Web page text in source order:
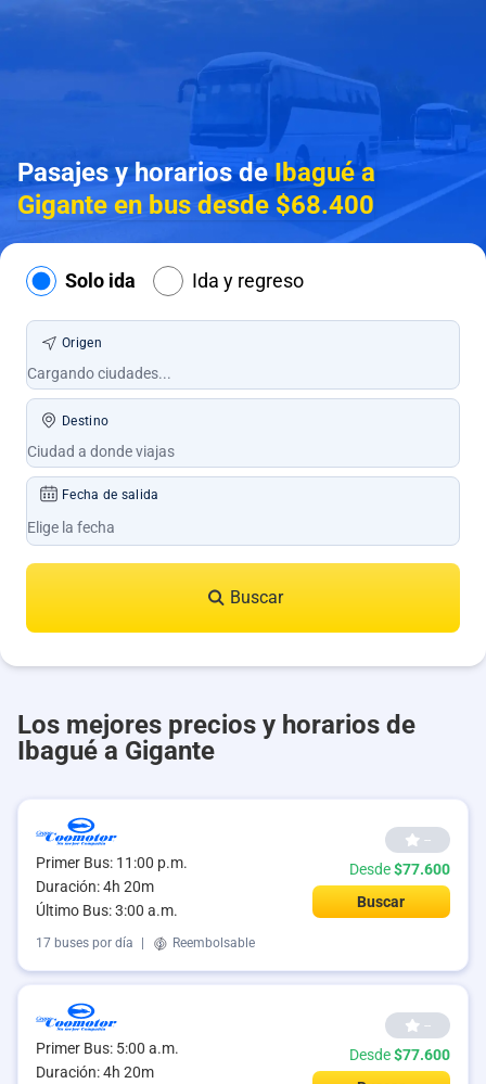
Pasajes y horarios deIbagué a
Gigante en bus desde $68.400
Solo ida Ida y regreso
Origen
Destino
Fecha de salida
Buscar
Los mejores precios y horarios de
Ibagué a Gigante
Primer Bus: 11:00 p.m.
Duración: 4h 20m
Último Bus: 3:00 a.m.
--
Desde$77.600
Buscar
17 buses por día Reembolsable
Primer Bus: 5:00 a.m.
Duración: 4h 20m
--
Desde$77.600